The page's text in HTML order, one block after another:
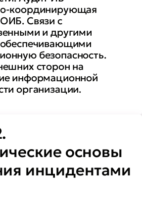
координирующая
Связи с
и другими
безопасность.
сторон на
информационной
организации.
основы
инцидентами